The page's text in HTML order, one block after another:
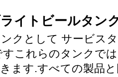
イトビールタン
クとして サービス
これらのタンクで
ます.すべての製品